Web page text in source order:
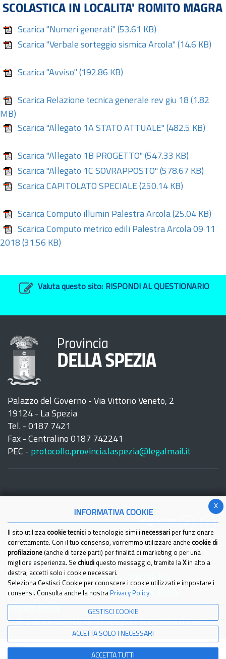
SCOLASTICA IN LOCALITA' ROMITO MAGRA
Scarica "Numeri generati" (53.61 KB)
Scarica "Verbale sorteggio sismica Arcola" (14.6 KB)
Scarica "Avviso" (192.86 KB)
Scarica Relazione tecnica generale rev giu 18 (1.82
MB)
Scarica "Allegato 1A STATO ATTUALE" (482.5 KB)
Scarica "Allegato 1B PROGETTO" (547.33 KB)
Scarica "Allegato 1C SOVRAPPOSTO" (578.67 KB)
Scarica CAPITOLATO SPECIALE (250.14 KB)
Scarica Computo illumin Palestra Arcola (25.04 KB)
Scarica Computo metrico edili Palestra Arcola 09 11
2018 (31.56 KB)
Valuta questo sito: RISPONDI AL QUESTIONARIO
Provincia
DELLA SPEZIA
Palazzo del Governo - Via Vittorio Veneto, 2
19124 - La Spezia
Tel. - 0187 7421
Fax - Centralino 0187 742241
PEC - protocollo.provincia.laspezia@legalmail.it
Seguici su:
Come raggiungerci
Link Utili
IBAN e pagamenti informatici
Partita Iva
Dichiarazione di Accessibilita'
Cookies Policy
Privacy Policy
© 2021 Provincia della Spezia - Tutti i diritti riservati
x
INFORMATIVA COOKIE
Il sito utilizza cookie tecnici o tecnologie simili necessari per funzionare
correttamente. Con il tuo consenso, vorremmo utilizzare anche cookie di
profilazione (anche di terze parti) per finalità di marketing o per una
migliore esperienza. Se chiudi questo messaggio, tramite la Xin alto a
destra, accetti solo i cookie necessari.
Seleziona Gestisci Cookie per conoscere i cookie utilizzati e impostare i
consensi. Consulta anche la nostra Privacy Policy.
GESTISCI COOKIE
ACCETTA SOLO I NECESSARI
ACCETTA TUTTI